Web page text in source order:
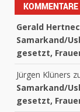
KOMMENTARE
Gerald
Samarkand/
gesetzt,
Jürgen Klüners
Samarkand/
gesetzt,